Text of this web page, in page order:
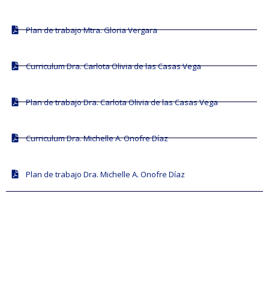
Plan de trabajo Mtra. Gloria Vergara
Curriculum Dra. Carlota Olivia de las Casas Vega
Plan de trabajo Dra. Carlota Olivia de las Casas Vega
Curriculum Dra. Michelle A. Onofre Díaz
Plan de trabajo Dra. Michelle A. Onofre Díaz